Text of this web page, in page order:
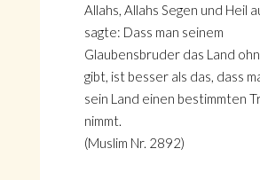
Allahs, Allahs Segen und Heil
sagte: Dass man seinem
Glaubensbruder das Land
gibt, ist besser als das, dass
sein Land einen bestimmten
nimmt.
(Muslim Nr. 2892)